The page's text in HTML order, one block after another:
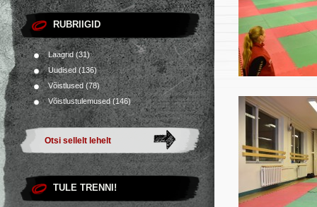
RUBRIIGID
Laagrid(31)
Uudised(136)
Võistlused (78)
Võistlustulemused(146)
TULE TRENNI!